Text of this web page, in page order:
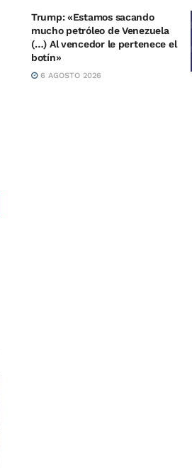
Trump: «Estamos sacando
mucho petróleo de Venezuela
(…) Al vencedor le pertenece el
botín»
6 AGOSTO 2026